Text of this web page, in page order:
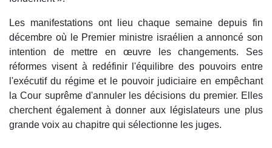
Les manifestations ont lieu chaque semaine depuis fin
décembre où le Premier ministre israélien a annoncé son
intention de mettre en œuvre les changements. Ses
réformes visent à redéfinir l'équilibre des pouvoirs entre
l'exécutif du régime et le pouvoir judiciaire en empêchant
la Cour suprême d'annuler les décisions du premier. Elles
cherchent également à donner aux législateurs une plus
grande voix au chapitre qui sélectionne les juges.